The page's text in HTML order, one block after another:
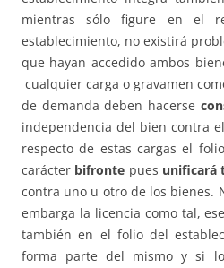
mientras sólo figure en el
establecimiento, no existirá
que hayan accedido ambos
cualquier carga o gravamen
de demanda deben hacerse
independencia del bien contra
respecto de estas cargas el
carácter bifronte pues unificará
contra uno u otro de los bienes.
embarga la licencia como tal,
también en el folio del
forma parte del mismo y si